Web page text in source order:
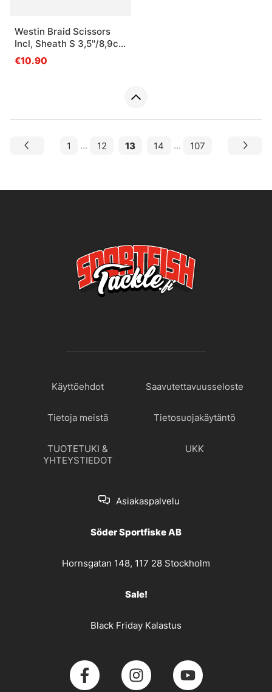
Westin Braid Scissors
Incl, Sheath S 3,5''/8,9cm
Black Sand
€10.90
1 ... 12 13 14 ... 107
Käyttöehdot Saavutettavuusseloste
Tietoja meistä Tietosuojakäytäntö
TUOTETUKI &
YHTEYSTIEDOT
UKK
Asiakaspalvelu
Söder Sportfiske AB
Hornsgatan 148, 117 28 Stockholm
Sale!
Black Friday Kalastus